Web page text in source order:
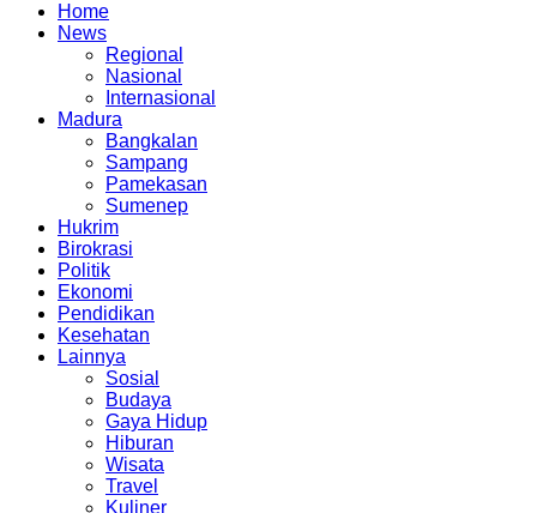
Home
News
Regional
Nasional
Internasional
Madura
Bangkalan
Sampang
Pamekasan
Sumenep
Hukrim
Birokrasi
Politik
Ekonomi
Pendidikan
Kesehatan
Lainnya
Sosial
Budaya
Gaya Hidup
Hiburan
Wisata
Travel
Kuliner